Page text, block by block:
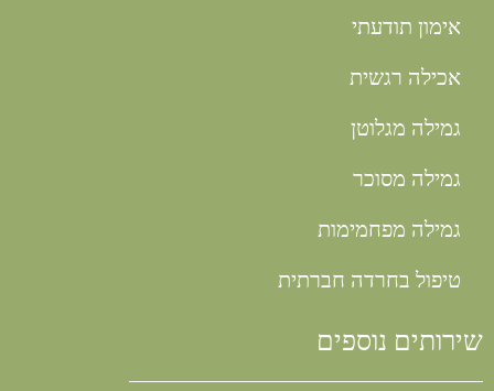
אימון תודעתי
אכילה רגשית
גמילה מגלוטן
גמילה מסוכר
גמילה מפחמימות
טיפול בחרדה חברתית
שירותים נוספים